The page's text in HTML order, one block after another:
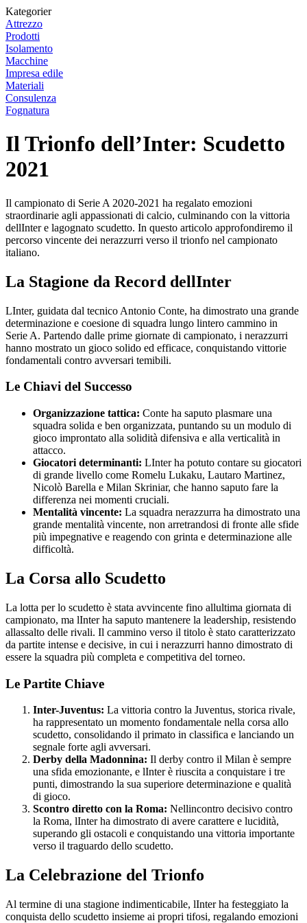
Kategorier
Attrezzo
Prodotti
Isolamento
Macchine
Impresa edile
Materiali
Consulenza
Fognatura
Il Trionfo dell’Inter: Scudetto
2021
Il campionato di Serie A 2020-2021 ha regalato emozioni
straordinarie agli appassionati di calcio, culminando con la vittoria
dellInter e lagognato scudetto. In questo articolo approfondiremo il
percorso vincente dei nerazzurri verso il trionfo nel campionato
italiano.
La Stagione da Record dellInter
LInter, guidata dal tecnico Antonio Conte, ha dimostrato una grande
determinazione e coesione di squadra lungo lintero cammino in
Serie A. Partendo dalle prime giornate di campionato, i nerazzurri
hanno mostrato un gioco solido ed efficace, conquistando vittorie
fondamentali contro avversari temibili.
Le Chiavi del Successo
Organizzazione tattica: Conte ha saputo plasmare una
squadra solida e ben organizzata, puntando su un modulo di
gioco improntato alla solidità difensiva e alla verticalità in
attacco.
Giocatori determinanti: LInter ha potuto contare su giocatori
di grande livello come Romelu Lukaku, Lautaro Martinez,
Nicolò Barella e Milan Skriniar, che hanno saputo fare la
differenza nei momenti cruciali.
Mentalità vincente: La squadra nerazzurra ha dimostrato una
grande mentalità vincente, non arretrandosi di fronte alle sfide
più impegnative e reagendo con grinta e determinazione alle
difficoltà.
La Corsa allo Scudetto
La lotta per lo scudetto è stata avvincente fino allultima giornata di
campionato, ma lInter ha saputo mantenere la leadership, resistendo
allassalto delle rivali. Il cammino verso il titolo è stato caratterizzato
da partite intense e decisive, in cui i nerazzurri hanno dimostrato di
essere la squadra più completa e competitiva del torneo.
Le Partite Chiave
Inter-Juventus: La vittoria contro la Juventus, storica rivale,
ha rappresentato un momento fondamentale nella corsa allo
scudetto, consolidando il primato in classifica e lanciando un
segnale forte agli avversari.
Derby della Madonnina: Il derby contro il Milan è sempre
una sfida emozionante, e lInter è riuscita a conquistare i tre
punti, dimostrando la sua superiore determinazione e qualità
di gioco.
Scontro diretto con la Roma: Nellincontro decisivo contro
la Roma, lInter ha dimostrato di avere carattere e lucidità,
superando gli ostacoli e conquistando una vittoria importante
verso il traguardo dello scudetto.
La Celebrazione del Trionfo
Al termine di una stagione indimenticabile, lInter ha festeggiato la
conquista dello scudetto insieme ai propri tifosi, regalando emozioni